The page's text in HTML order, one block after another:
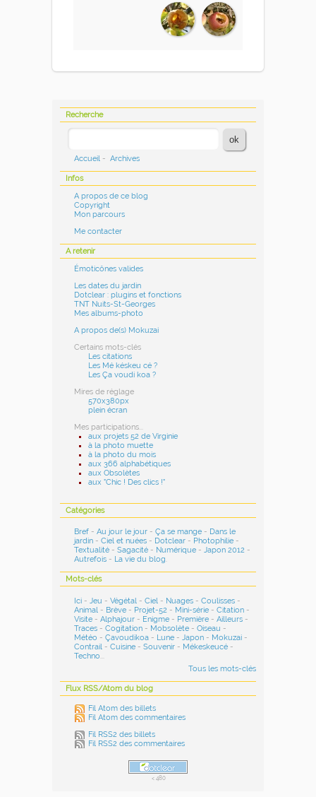
Recherche
Accueil - Archives
Infos
A propos de ce blog
Copyright
Mon parcours
Me contacter
A retenir
Émoticônes valides
Les dates du jardin
Dotclear : plugins et fonctions
TNT Nuits-St-Georges
Mes albums-photo
A propos de(s) Mokuzai
Certains mots-clés
Les citations
Les Mé késkeu cé ?
Les Ça voudi koa ?
Mires de réglage
570x380px
plein écran
Mes participations...
aux projets 52 de Virginie
à la photo muette
à la photo du mois
aux 366 alphabétiques
aux Obsolètes
aux "Chic ! Des clics !"
Catégories
Bref -Au jour le jour -Ça se mange - Dans le
jardin -Ciel et nuées - Dotclear - Photophilie -
Textualité -Sagacité - Numérique -Japon 2012 -
Autrefois - La vie du blog.
Mots-clés
Ici -Jeu -Végétal -Ciel - Nuages -Coulisses -
Animal - Brève - Projet-52 - Mini-série -Citation -
Visite -Alphajour - Enigme - Première -Ailleurs -
Traces -Cogitation - Mobsolète -Oiseau -
Météo -Çavoudikoa - Lune -Japon - Mokuzai -
Contrail -Cuisine -Souvenir - Mékeskeucé -
Techno...
Tous les mots-clés
Flux RSS/Atom du blog
Fil Atom des billets
Fil Atom des commentaires
Fil RSS2 des billets
Fil RSS2 des commentaires